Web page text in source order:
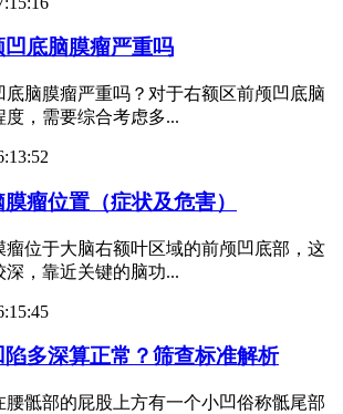
底脑膜瘤严重吗
底脑膜瘤严重吗？对于右额区前颅凹底脑
度，需要综合考虑多...
瘤位置（症状及危害）
瘤位于大脑右额叶区域的前颅凹底部，这
深，靠近关键的脑功...
多深算正常？筛查标准解析
腰骶部的屁股上方有一个小凹俗称骶尾部